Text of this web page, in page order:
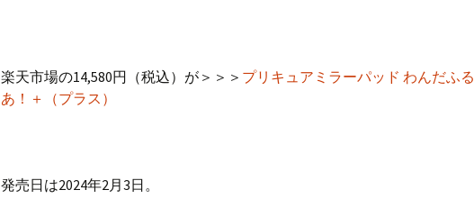
楽天市場の14,580円（税込）が＞＞＞ プリキュアミラーパッド わんだふ
あ！＋（プラス）
発売日は2024年2月3日。